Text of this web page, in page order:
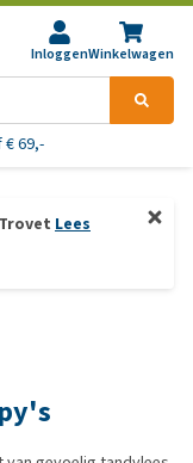
InloggenWinkelwagen
69,-
Lees